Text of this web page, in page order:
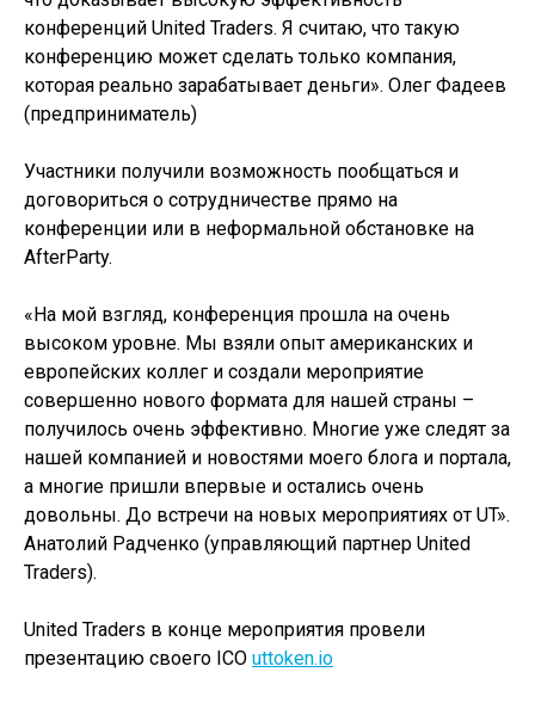
конференций United Traders. Я считаю, что такую
конференцию может сделать только компания,
которая реально зарабатывает деньги». Олег Фадеев
(предприниматель)
Участники получили возможность пообщаться и
договориться о сотрудничестве прямо на
конференции или в неформальной обстановке на
AfterParty.
«На мой взгляд, конференция прошла на очень
высоком уровне. Мы взяли опыт американских и
европейских коллег и создали мероприятие
совершенно нового формата для нашей страны –
получилось очень эффективно. Многие уже следят за
нашей компанией и новостями моего блога и портала,
а многие пришли впервые и остались очень
довольны. До встречи на новых мероприятиях от UT».
Анатолий Радченко (управляющий партнер United
Traders).
United Traders в конце мероприятия провели
презентацию своего ICO uttoken.io